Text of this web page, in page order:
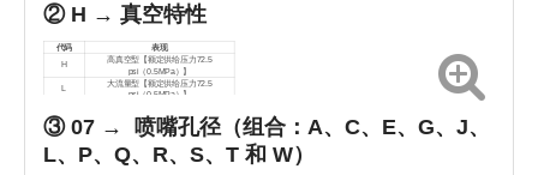
② H → 真空特性
代码 表现
H
高真空型【额定供给压力72.5
psi（0.5MPa）】
大流量型【额定供给压力72.5
psi（0.5MPa）】
(0.35MPa)]
③ 07 → 喷嘴孔径（组合：A、C、E、G、J、
L、P、Q、R、S、T 和 W）